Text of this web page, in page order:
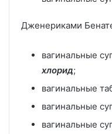
Дженериками
вагинальные
хлорид;
вагинальные
вагинальные
вагинальные